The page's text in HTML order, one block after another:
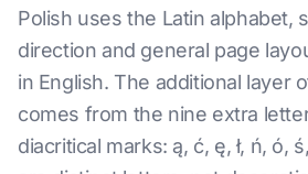
Polish uses the Latin alphabet,
direction and general page
in English. The additional layer
comes from the nine extra
diacritical marks: ą, ć, ę, ł, ń, ó,